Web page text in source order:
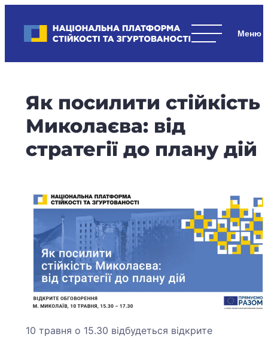
content
Національна платформа стійкості та згуртованості
стратегічні
стійкість
держави
та
суспільства,
згуртованість
єдність.
Як посилити стійкість
Миколаєва: від
стратегії до плану дій
10 травня о 15.30 відбудеться відкрите